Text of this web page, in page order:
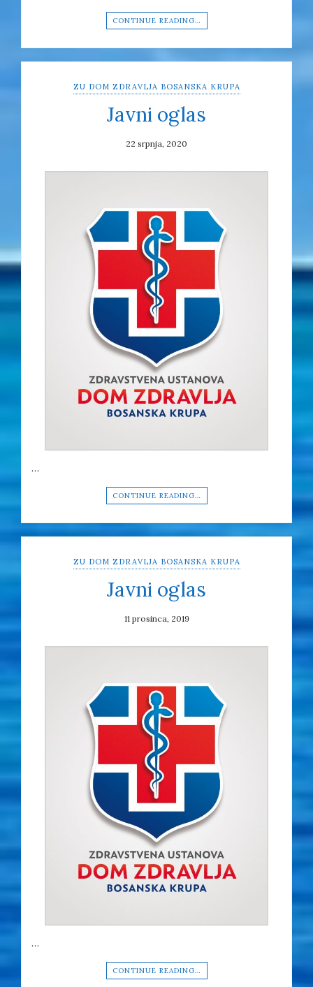
CONTINUE READING…
ZU DOM ZDRAVLJA BOSANSKA KRUPA
Javni oglas
22 srpnja, 2020
…
CONTINUE READING…
ZU DOM ZDRAVLJA BOSANSKA KRUPA
Javni oglas
11 prosinca, 2019
…
CONTINUE READING…